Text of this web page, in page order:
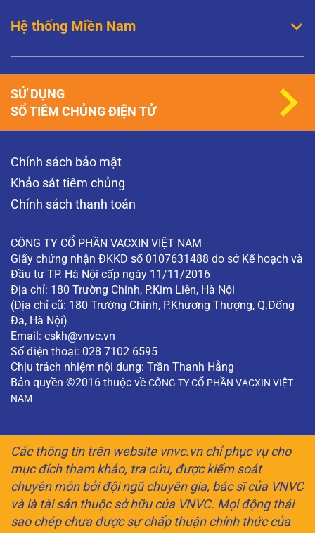
Hệ thống Miền Nam
Chính sách bảo mật
Khảo sát tiêm chủng
Chính sách thanh toán
CÔNG TY CỔ PHẦN VACXIN VIỆT NAM
Giấy chứng nhận ĐKKD số 0107631488 do sở Kế hoạch và
Đầu tư TP. Hà Nội cấp ngày 11/11/2016
Địa chỉ: 180 Trường Chinh, P.Kim Liên, Hà Nội
(Địa chỉ cũ: 180 Trường Chinh, P.Khương Thượng, Q.Đống
Đa, Hà Nội)
Email: cskh@vnvc.vn
Số điện thoại: 028 7102 6595
Chịu trách nhiệm nội dung: Trần Thanh Hằng
Bản quyền ©2016 thuộc về CÔNG TY CỔ PHẦN VACXIN VIỆT
NAM
SỬ DỤNG
SỔ TIÊM CHỦNG ĐIỆN TỬ
Các thông tin trên website vnvc.vn chỉ phục vụ cho
mục đích tham khảo, tra cứu, được kiểm soát
chuyên môn bởi đội ngũ chuyên gia, bác sĩ của VNVC
và là tài sản thuộc sở hữu của VNVC. Mọi động thái
sao chép chưa được sự chấp thuận chính thức của